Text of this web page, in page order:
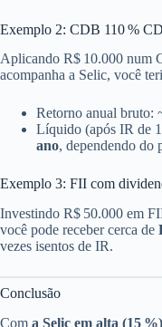
Exemplo 2: CDB 110 %
Aplicando R$ 10.000 num
acompanha a Selic, você
Retorno anual bruto:
Líquido (após IR de
ano, dependendo do
Exemplo 3: FII com
Investindo R$ 50.000 em
você pode receber cerca de
vezes isentos de IR.
Conclusão
Com a Selic em alta (15